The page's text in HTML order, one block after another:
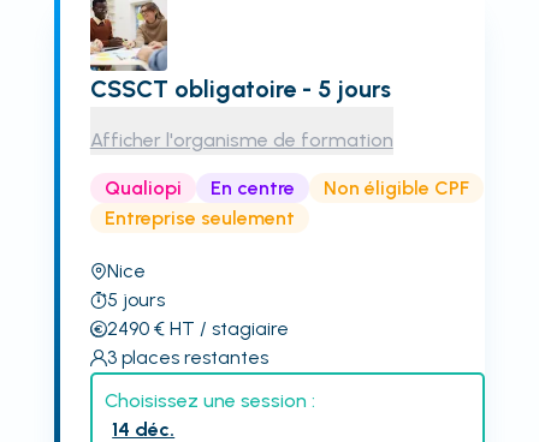
CSSCT obligatoire - 5 jours
Afficher l'organisme de formation
Qualiopi En centre
Non éligible CPF
Entreprise seulement
Nice
5 jours
2490€ HT / stagiaire
3 places restantes
Choisissez une session :
14 déc.